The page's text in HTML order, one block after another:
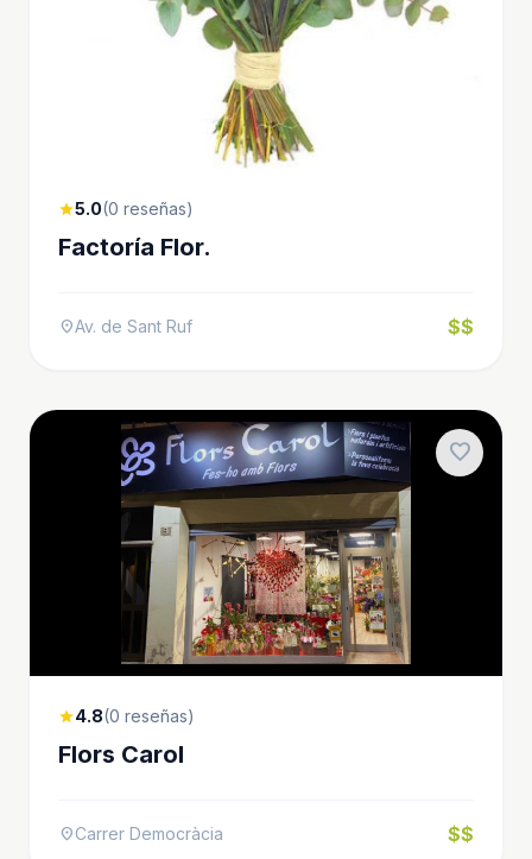
star5.0(0 reseñas)
Factoría Flor.
location_onAv. de Sant Ruf $$
favorite
star4.8(0 reseñas)
Flors Carol
location_onCarrer Democràcia $$